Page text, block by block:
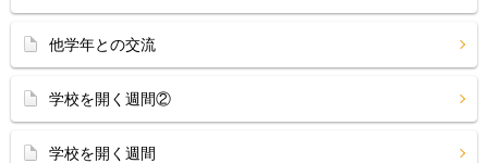
他学年との交流
学校を開く週間②
学校を開く週間